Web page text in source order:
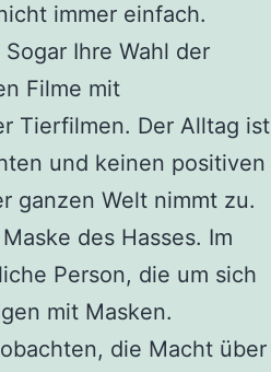
immer einfach.
Ihre Wahl der
Filme mit
Tierfilmen. Der Alltag ist
und keinen positiven
ganzen Welt nimmt zu.
des Hasses. Im
Person, die um sich
mit Masken.
die Macht über